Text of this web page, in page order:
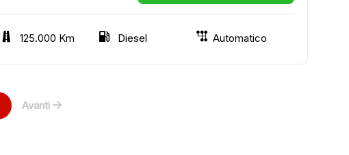
125.000 Km Diesel Automatico
Avanti